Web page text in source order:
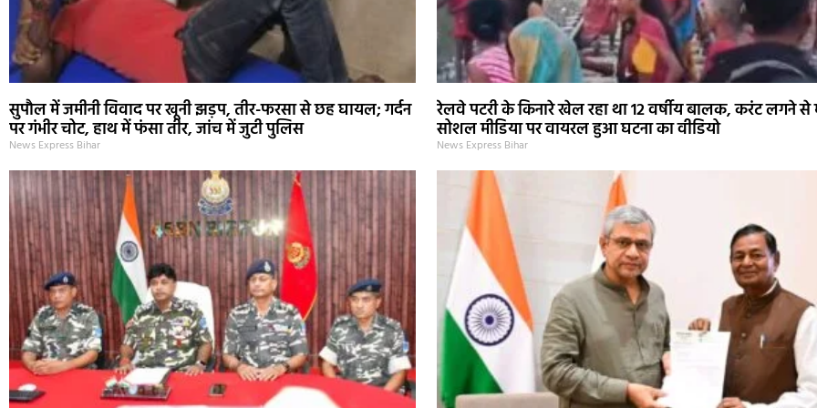
सुपौल में जमीनी विवाद पर खूनी झड़प, तीर-फरसा से छह घायल; गर्दन
पर गंभीर चोट, हाथ में फंसा तीर, जांच में जुटी पुलिस
News Express Bihar
रेलवे पटरी के किनारे खेल रहा था 12 वर्षीय बालक, करंट लगने से
सोशल मीडिया पर वायरल हुआ घटना का वीडियो
News Express Bihar